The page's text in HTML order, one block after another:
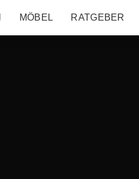
MÖBEL RATGEBER